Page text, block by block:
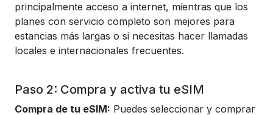
principalmente acceso a internet, mientras que los
planes con servicio completo son mejores para
estancias más largas o si necesitas hacer llamadas
locales e internacionales frecuentes.
Paso 2: Compra y activa tu eSIM
Compra de tu eSIM: Puedes seleccionar y comprar